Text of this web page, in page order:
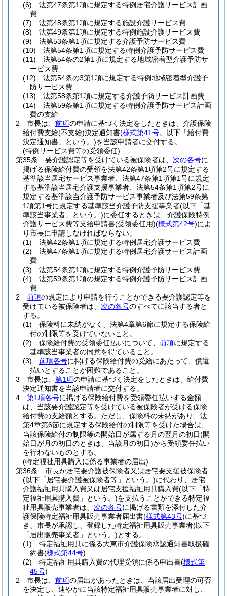
(6)
法第47条第1項に規定する特例居宅介護サービス計画
費
(7)
法第48条第1項に規定する施設介護サービス費
(8)
法第49条第1項に規定する特例施設介護サービス費
(9)
法第53条第1項に規定する介護予防サービス費
(10)
法第54条第1項に規定する特例介護予防サービス費
(11)
法第54条の2第1項に規定する地域密着型介護予防サ
ービス費
(12)
法第54条の3第1項に規定する特例地域密着型介護予
防サービス費
(13)
法第58条第1項に規定する介護予防サービス計画費
(14)
法第59条第1項に規定する特例介護予防サービス計画
費の支給
2
市長は、 前項の申請に基づく決定をしたときは、介護保険
給付費支給(不支給)決定通知書(様式第41号。以下「給付費
決定通知書」という。)を当該申請者に交付する。
(特例サービス費等の受領委任)
第35条
要介護認定等を受けている被保険者は、 次の各号に
掲げる保険給付費の受領を法第42条第1項第2号に規定する
基準該当居宅サービス事業者、法第47条第1項第1号に規定
する基準該当居宅介護支援事業者、法第54条第1項第2号に
規定する基準該当介護予防サービス事業者及び法第59条第
1項第1号に規定する基準該当介護予防支援事業者(以下「基
準該当事業者」という。)に委任するときは、介護保険特例
介護サービス費等支給申請書(受領委任用)(様式第42号)によ
り市長に申請しなければならない。
(1)
法第42条第1項に規定する特例居宅介護サービス費
(2)
法第47条第1項に規定する特例居宅介護サービス計画
費
(3)
法第54条第1項に規定する特例介護予防サービス費
(4)
法第59条第1項の規定する特例介護予防サービス計画
費
2
前項の規定により申請を行うことができる要介護認定等を
受けている被保険者は、 次の各号のすべてに該当する者と
する。
(1)
保険料に未納がなく、法第4章第6節に規定する保険給
付の制限等を受けていないこと。
(2)
保険給付費の受領委任払いについて、 前項に規定する
基準該当事業者の同意を得ていること。
(3)
前項各号に掲げる保険給付費の受給にあたって、償還
払いとすることが困難であること。
3
市長は、 第1項の申請に基づく決定をしたときは、給付費
決定通知書を当該申請者に交付する。
4
第1項各号に掲げる保険給付費を受領委任払いする金額
は、当該要介護認定等を受けている被保険者が受ける保険
給付費の支給額とする。 ただし、保険料の未納があり、法
第4章第6節に規定する保険給付の制限等を受けた場合は、
当該保険給付の制限等の開始日が属する月の翌月の初日(開
始日が月の初日のときは、当該月の初日)から受領委任払い
を行わないものとする。
(特定福祉用具購入に係る事業者の届出)
第36条
市長が居宅要介護被保険者又は居宅要支援被保険者
(以下「居宅要介護被保険者等」という。)に代わり、居宅
介護福祉用具購入費又は居宅支援福祉用具購入費(以下「特
定福祉用具購入費」という。)を支払うことができる特定福
祉用具販売事業者は、 次の各号に掲げる書類を添付した介
護保険特定福祉用具販売事業者届出書(様式第43号)に基づ
き、市長が承認し、登録した特定福祉用具販売事業者(以下
「届出販売事業者」という。)とする。
(1)
特定福祉用具に係る大東市介護保険承認通知書取扱確
約書(様式第44号)
(2)
特定福祉用具購入費の代理受領に係る申出書(様式第
45号)
2
市長は、 前項の届出があったときは、当該届出受理の可否
を決定し、速やかに当該特定福祉用具販売事業者に対し、